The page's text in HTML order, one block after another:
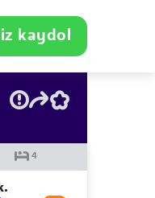
kaydol